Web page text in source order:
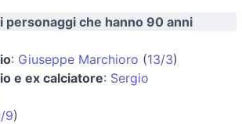
personaggi che hanno 90 anni
: Giuseppe Marchioro (13/3)
e ex calciatore: Sergio
9)